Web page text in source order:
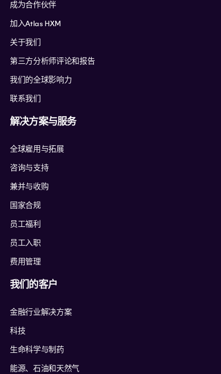
成为合作伙伴
加入Atlas HXM
关于我们
第三方分析师评论和报告
我们的全球影响力
联系我们
解决方案与服务
全球雇用与拓展
咨询与支持
兼并与收购
国家合规
员工福利
员工入职
费用管理
我们的客户
金融行业解决方案
科技
生命科学与制药
能源、石油和天然气